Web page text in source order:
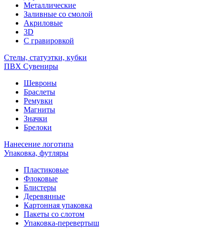
Металлические
Заливные со смолой
Акриловые
3D
C гравировкой
Стелы, статуэтки, кубки
ПВХ Сувениры
Шевроны
Браслеты
Ремувки
Магниты
Значки
Брелоки
Нанесение логотипа
Упаковка, футляры
Пластиковые
Флоковые
Блистеры
Деревянные
Картонная упаковка
Пакеты со слотом
Упаковка-перевертыш